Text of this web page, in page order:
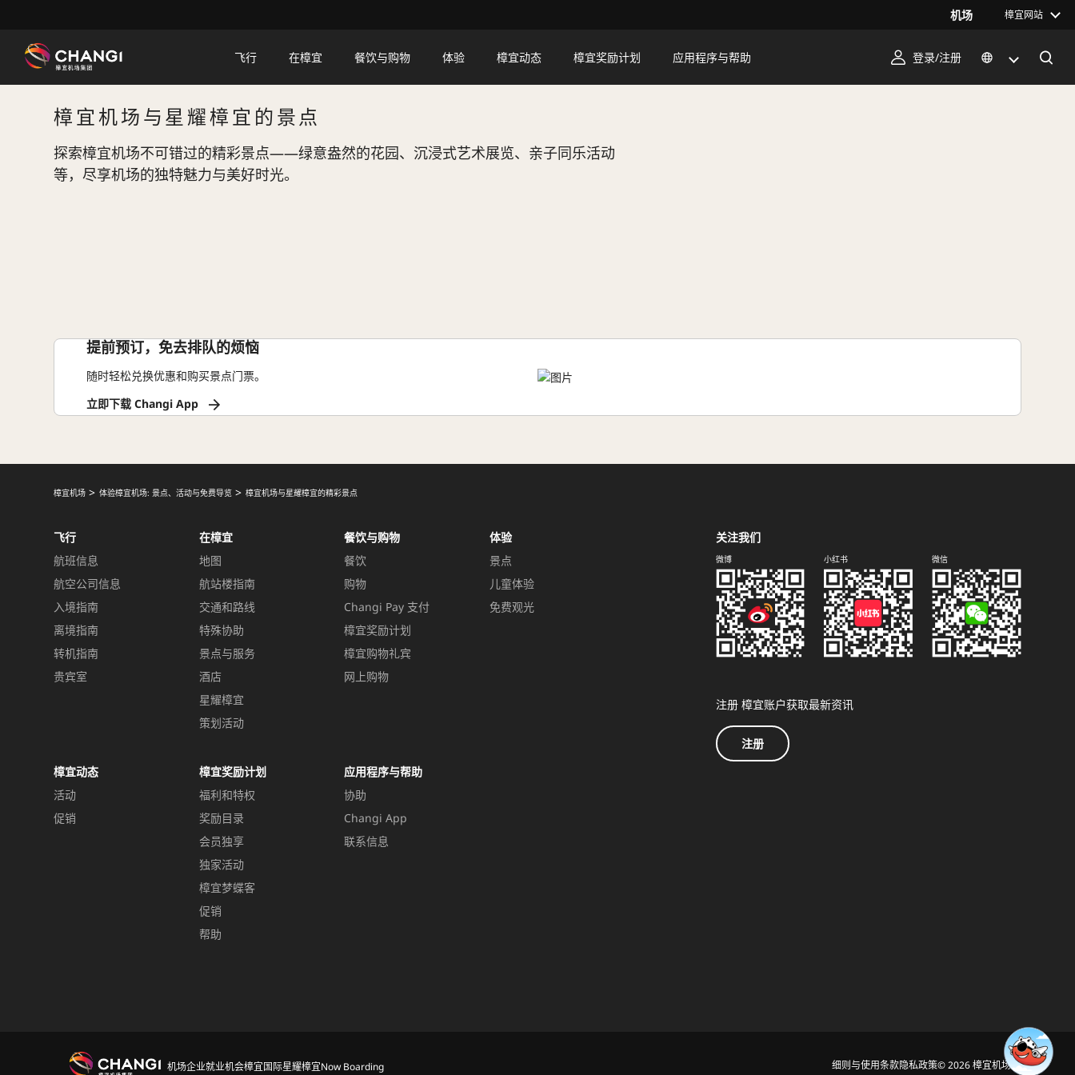
机场 樟宜网站
飞行 在樟宜 餐饮与购物 体验 樟宜动态 樟宜奖励计划 应用程序与帮助 登录/注册
樟宜机场与星耀樟宜的景点
探索樟宜机场不可错过的精彩景点——绿意盎然的花园、沉浸式艺术展览、亲子同乐活动
等，尽享机场的独特魅力与美好时光。
提前预订，免去排队的烦恼
随时轻松兑换优惠和购买景点门票。
立即下载 Changi App
樟宜机场 体验樟宜机场: 景点、活动与免费导览 樟宜机场与星耀樟宜的精彩景点
飞行
航班信息
航空公司信息
入境指南
离境指南
转机指南
贵宾室
在樟宜
地图
航站楼指南
交通和路线
特殊协助
景点与服务
酒店
星耀樟宜
策划活动
餐饮与购物
餐饮
购物
Changi Pay 支付
樟宜奖励计划
樟宜购物礼宾
网上购物
体验
景点
儿童体验
免费观光
樟宜动态
活动
促销
樟宜奖励计划
福利和特权
奖励目录
会员独享
独家活动
樟宜梦蝶客
促销
帮助
应用程序与帮助
协助
Changi App
联系信息
关注我们
微博 小红书 微信
注册 樟宜账户获取最新资讯
注册
机场企业就业机会樟宜国际星耀樟宜Now Boarding 细则与使用条款隐私政策© 2026 樟宜机场